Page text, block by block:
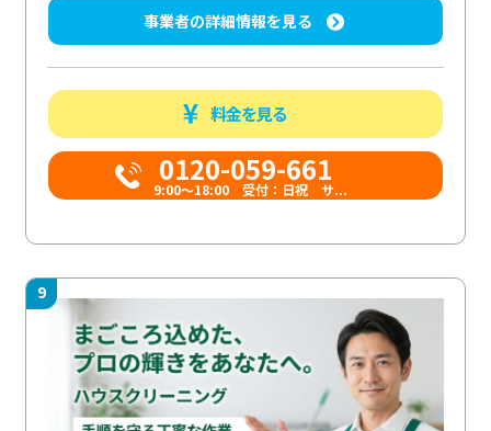
事業者の詳細情報を見る
料金を見る
0120-059-661
9:00〜18:00 受付：日祝 サ...
9